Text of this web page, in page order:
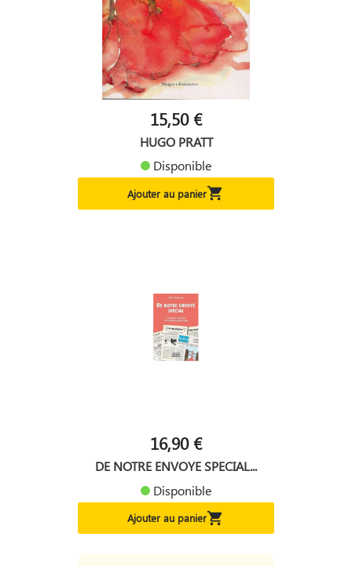
15,50 €
HUGO PRATT
Disponible
Ajouter au panier
16,90 €
DE NOTRE ENVOYE SPECIAL...
Disponible
Ajouter au panier